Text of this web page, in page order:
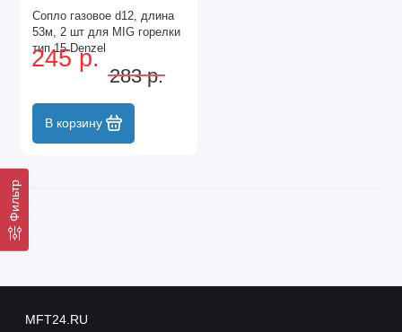
Фильтр
Сопло газовое d12, длина
53м, 2 шт для MIG горелки
тип 15 Denzel
245 р.
283 р.
В корзину
MFT24.RU